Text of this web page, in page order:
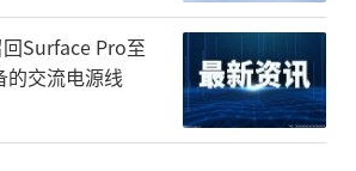
Surface Pro至
的交流电源线